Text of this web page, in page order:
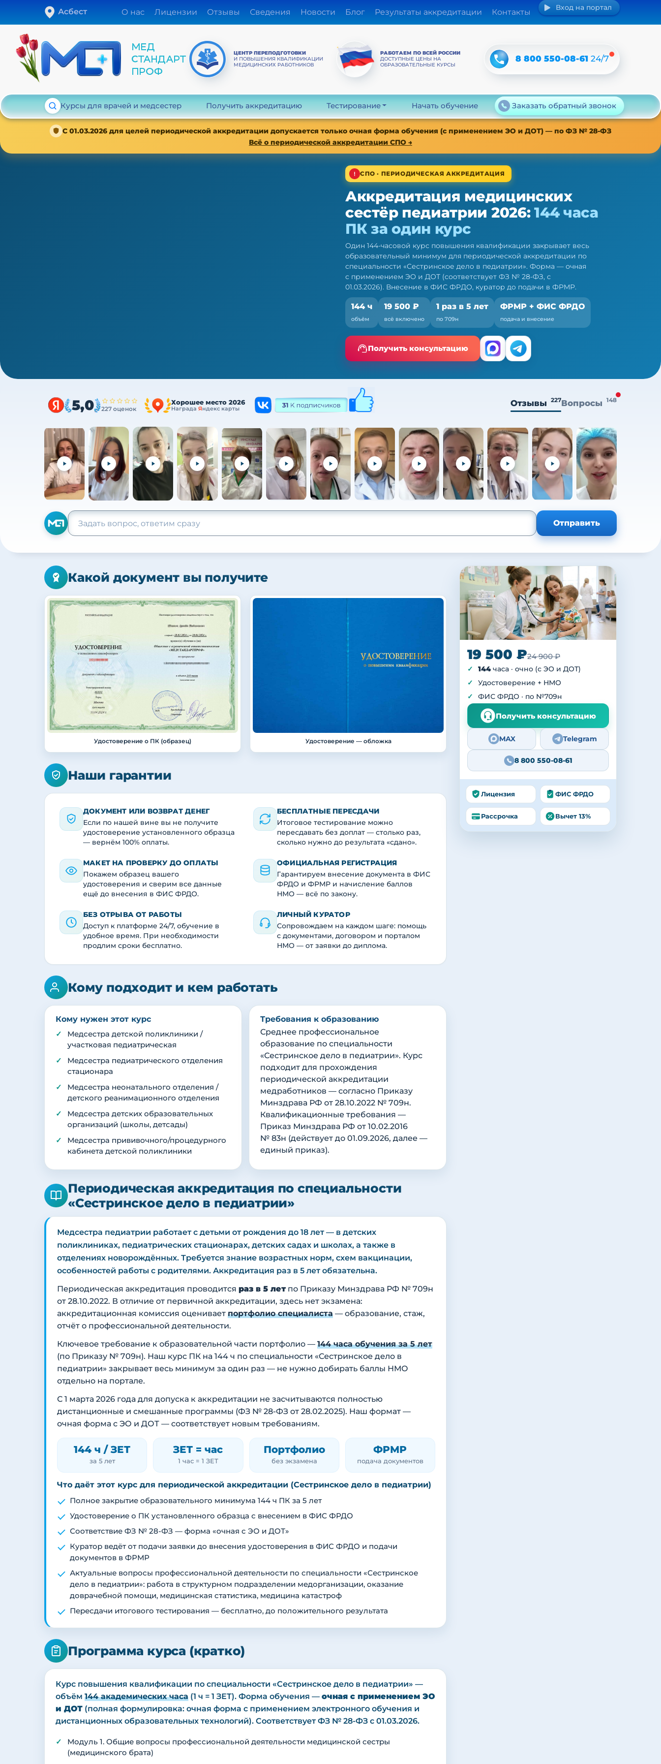
Асбест О нас Лицензии Отзывы Сведения Новости Блог Результаты аккредитации Контакты
Вход на портал
ЦЕНТР ПЕРЕПОДГОТОВКИ
И ПОВЫШЕНИЯ КВАЛИФИКАЦИИ
МЕДИЦИНСКИХ РАБОТНИКОВ
РАБОТАЕМ ПО ВСЕЙ РОССИИ
ДОСТУПНЫЕ ЦЕНЫ НА
ОБРАЗОВАТЕЛЬНЫЕ КУРСЫ
8 800 550-08-6124/7
Курсы для врачей и медсестер Получить аккредитацию Тестирование Начать обучение Заказать обратный звонок
С 01.03.2026 для целей периодической аккредитации допускается только очная форма обучения (с применением ЭО и ДОТ) — по ФЗ № 28-ФЗ
Всё о периодической аккредитации СПО →
СПО · ПЕРИОДИЧЕСКАЯ АККРЕДИТАЦИЯ
Аккредитация медицинских
сестёр педиатрии 2026:144 часа
ПК за один курс
Один 144-часовой курс повышения квалификации закрывает весь
образовательный минимум для периодической аккредитации по
специальности «Сестринское дело в педиатрии». Форма — очная
с применением ЭО и ДОТ (соответствует ФЗ № 28-ФЗ, с
01.03.2026). Внесение в ФИС ФРДО, куратор до подачи в ФРМР.
144 ч
объём
19 500 ₽
всё включено
1 раз в 5 лет
по 709н
ФРМР + ФИС ФРДО
подача и внесение
Получить консультацию
5,0 227 оценок
Хорошее место 2026
НаградаЯндекс карты
Отзывы 227Вопросы 148
Отправить
Какой документ вы получите
Удостоверение о ПК (образец) Удостоверение — обложка
Наши гарантии
ДОКУМЕНТ ИЛИ ВОЗВРАТ ДЕНЕГ
Если по нашей вине вы не получите
удостоверение установленного образца
— вернём 100% оплаты.
БЕСПЛАТНЫЕ ПЕРЕСДАЧИ
Итоговое тестирование можно
пересдавать без доплат — столько раз,
сколько нужно до результата «сдано».
МАКЕТ НА ПРОВЕРКУ ДО ОПЛАТЫ
Покажем образец вашего
удостоверения и сверим все данные
ещё до внесения в ФИС ФРДО.
ОФИЦИАЛЬНАЯ РЕГИСТРАЦИЯ
Гарантируем внесение документа в ФИС
ФРДО и ФРМР и начисление баллов
НМО — всё по закону.
БЕЗ ОТРЫВА ОТ РАБОТЫ
Доступ к платформе 24/7, обучение в
удобное время. При необходимости
продлим сроки бесплатно.
ЛИЧНЫЙ КУРАТОР
Сопровождаем на каждом шаге: помощь
с документами, договором и порталом
НМО — от заявки до диплома.
Кому подходит и кем работать
Кому нужен этот курс
Медсестра детской поликлиники /
участковая педиатрическая
Медсестра педиатрического отделения
стационара
Медсестра неонатального отделения /
детского реанимационного отделения
Медсестра детских образовательных
организаций (школы, детсады)
Медсестра прививочного/процедурного
кабинета детской поликлиники
Требования к образованию
Среднее профессиональное
образование по специальности
«Сестринское дело в педиатрии». Курс
подходит для прохождения
периодической аккредитации
медработников — согласно Приказу
Минздрава РФ от 28.10.2022 № 709н.
Квалификационные требования —
Приказ Минздрава РФ от 10.02.2016
№ 83н (действует до 01.09.2026, далее —
единый приказ).
Периодическая аккредитация по специальности
«Сестринское дело в педиатрии»
Медсестра педиатрии работает с детьми от рождения до 18 лет — в детских
поликлиниках, педиатрических стационарах, детских садах и школах, а также в
отделениях новорождённых. Требуется знание возрастных норм, схем вакцинации,
особенностей работы с родителями. Аккредитация раз в 5 лет обязательна.
Периодическая аккредитация проводится раз в 5 летпо Приказу Минздрава РФ № 709н
от 28.10.2022. В отличие от первичной аккредитации, здесь нет экзамена:
аккредитационная комиссия оценивает портфолио специалиста — образование, стаж,
отчёт о профессиональной деятельности.
Ключевое требование к образовательной части портфолио — 144 часа обучения за 5 лет
(по Приказу № 709н). Наш курс ПК на 144 ч по специальности «Сестринское дело в
педиатрии» закрывает весь минимум за один раз — не нужно добирать баллы НМО
отдельно на портале.
С 1 марта 2026 года для допуска к аккредитации не засчитываются полностью
дистанционные и смешанные программы (ФЗ № 28-ФЗ от 28.02.2025). Наш формат —
очная форма с ЭО и ДОТ — соответствует новым требованиям.
144 ч / ЗЕТ
за 5 лет
ЗЕТ = час
1 час = 1 ЗЕТ
Портфолио
без экзамена
ФРМР
подача документов
Что даёт этот курс для периодической аккредитации (Сестринское дело в педиатрии)
Полное закрытие образовательного минимума 144 ч ПК за 5 лет
Удостоверение о ПК установленного образца с внесением в ФИС ФРДО
Соответствие ФЗ № 28-ФЗ — форма «очная с ЭО и ДОТ»
Куратор ведёт от подачи заявки до внесения удостоверения в ФИС ФРДО и подачи
документов в ФРМР
Актуальные вопросы профессиональной деятельности по специальности «Сестринское
дело в педиатрии»: работа в структурном подразделении медорганизации, оказание
доврачебной помощи, медицинская статистика, медицина катастроф
Пересдачи итогового тестирования — бесплатно, до положительного результата
Программа курса (кратко)
Курс повышения квалификации по специальности «Сестринское дело в педиатрии» —
объём 144 академических часа (1 ч = 1 ЗЕТ). Форма обучения — очная с применением ЭО
и ДОТ (полная формулировка: очная форма с применением электронного обучения и
дистанционных образовательных технологий). Соответствует ФЗ № 28-ФЗ с 01.03.2026.
Модуль 1. Общие вопросы профессиональной деятельности медицинской сестры
(медицинского брата)
19 500 ₽24 900 ₽
144 часа · очно (с ЭО и ДОТ)
Удостоверение + НМО
ФИС ФРДО · по №709н
Получить консультацию
MAX Telegram
8 800 550-08-61
Лицензия ФИС ФРДО
Рассрочка Вычет 13%